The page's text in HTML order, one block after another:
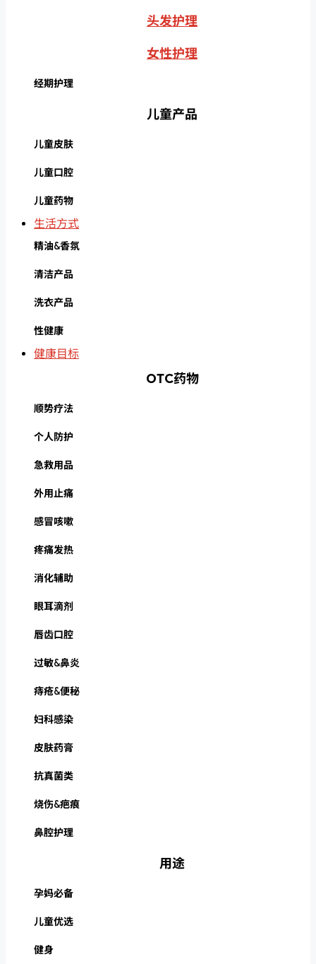
头发护理
女性护理
经期护理
儿童产品
儿童皮肤
儿童口腔
儿童药物
生活方式
精油&香氛
清洁产品
洗衣产品
性健康
健康目标
OTC药物
顺势疗法
个人防护
急救用品
外用止痛
感冒咳嗽
疼痛发热
消化辅助
眼耳滴剂
唇齿口腔
过敏&鼻炎
痔疮&便秘
妇科感染
皮肤药膏
抗真菌类
烧伤&疤痕
鼻腔护理
用途
孕妈必备
儿童优选
健身